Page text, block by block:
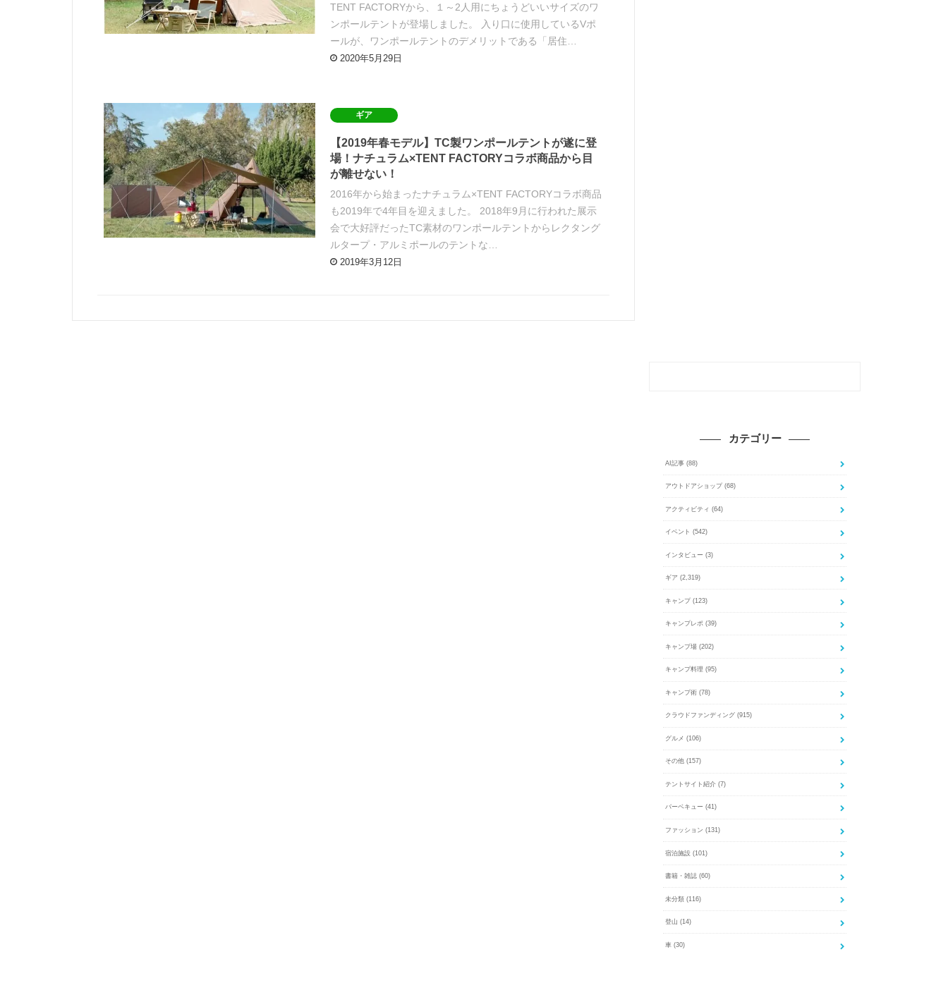
TENT FACTORYから、１～2人用にちょうどいいサイズのワ
ンポールテントが登場しました。 入り口に使用しているVポ
ールが、ワンポールテントのデメリットである「居住…
2020年5月29日
ギア
【2019年春モデル】TC製ワンポールテントが遂に登
場！ナチュラム×TENT FACTORYコラボ商品から目
が離せない！
2016年から始まったナチュラム×TENT FACTORYコラボ商品
も2019年で4年目を迎えました。 2018年9月に行われた展示
会で大好評だったTC素材のワンポールテントからレクタング
ルタープ・アルミポールのテントな…
2019年3月12日
カテゴリー
AI記事 (88)
アウトドアショップ (68)
アクティビティ (64)
イベント (542)
インタビュー (3)
ギア (2,319)
キャンプ (123)
キャンプレポ (39)
キャンプ場 (202)
キャンプ料理 (95)
キャンプ術 (78)
クラウドファンディング (915)
グルメ (106)
その他 (157)
テントサイト紹介 (7)
バーベキュー (41)
ファッション (131)
宿泊施設 (101)
書籍・雑誌 (60)
未分類 (116)
登山 (14)
車 (30)